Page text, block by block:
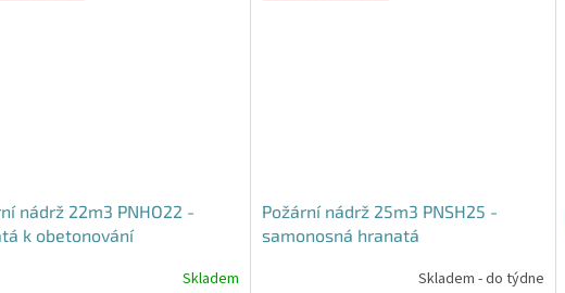
nádrž 22m3 PNHO22 -
k obetonování
Skladem
Požární nádrž 25m3 PNSH25 -
samonosná hranatá
Skladem - do týdne